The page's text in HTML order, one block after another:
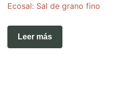
Ecosal: Sal de grano fino
Leer más